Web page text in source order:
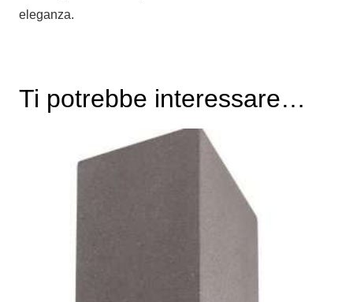
eleganza.
Ti potrebbe interessare…